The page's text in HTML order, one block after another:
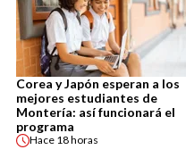
Corea y Japón esperan a los
mejores estudiantes de
Montería: así funcionará el
programa
Hace 18 horas